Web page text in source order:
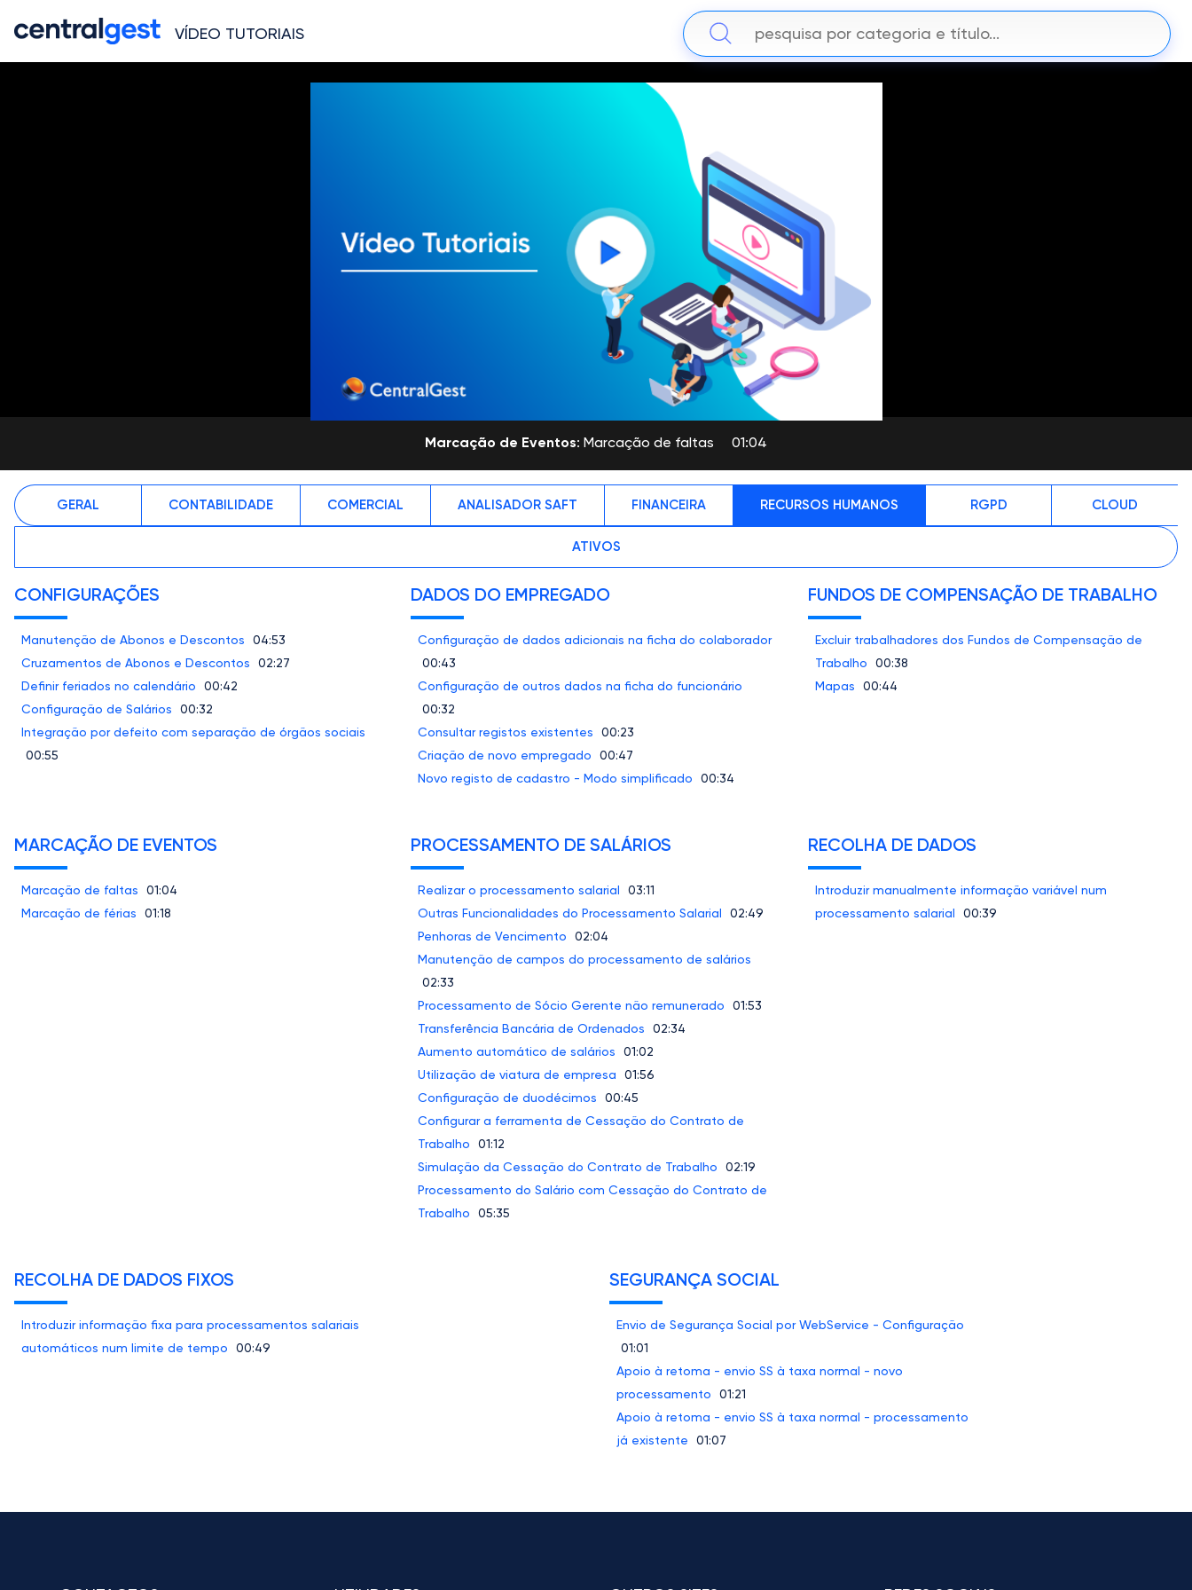
VÍDEO TUTORIAIS
Marcação de Eventos: Marcação de faltas 01:04
GERAL CONTABILIDADE COMERCIAL ANALISADOR SAFT FINANCEIRA RECURSOS HUMANOS RGPD CLOUD
ATIVOS
CONFIGURAÇÕES
Manutenção de Abonos e Descontos
04:53
Cruzamentos de Abonos e Descontos
02:27
Definir feriados no calendário
00:42
Configuração de Salários
00:32
Integração por defeito com separação de órgãos sociais
00:55
DADOS DO EMPREGADO
Configuração de dados adicionais na ficha do colaborador
00:43
Configuração de outros dados na ficha do funcionário
00:32
Consultar registos existentes
00:23
Criação de novo empregado
00:47
Novo registo de cadastro - Modo simplificado
00:34
FUNDOS DE COMPENSAÇÃO DE TRABALHO
Excluir trabalhadores dos Fundos de Compensação de
Trabalho
00:38
Mapas
00:44
MARCAÇÃO DE EVENTOS
Marcação de faltas
01:04
Marcação de férias
01:18
PROCESSAMENTO DE SALÁRIOS
Realizar o processamento salarial
03:11
Outras Funcionalidades do Processamento Salarial
02:49
Penhoras de Vencimento
02:04
Manutenção de campos do processamento de salários
02:33
Processamento de Sócio Gerente não remunerado
01:53
Transferência Bancária de Ordenados
02:34
Aumento automático de salários
01:02
Utilização de viatura de empresa
01:56
Configuração de duodécimos
00:45
Configurar a ferramenta de Cessação do Contrato de
Trabalho
01:12
Simulação da Cessação do Contrato de Trabalho
02:19
Processamento do Salário com Cessação do Contrato de
Trabalho
05:35
RECOLHA DE DADOS
Introduzir manualmente informação variável num
processamento salarial
00:39
RECOLHA DE DADOS FIXOS
Introduzir informação fixa para processamentos salariais
automáticos num limite de tempo
00:49
SEGURANÇA SOCIAL
Envio de Segurança Social por WebService - Configuração
01:01
Apoio à retoma - envio SS à taxa normal - novo
processamento
01:21
Apoio à retoma - envio SS à taxa normal - processamento
já existente
01:07